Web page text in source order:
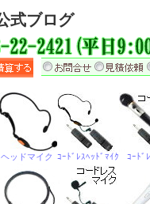
式ブログ